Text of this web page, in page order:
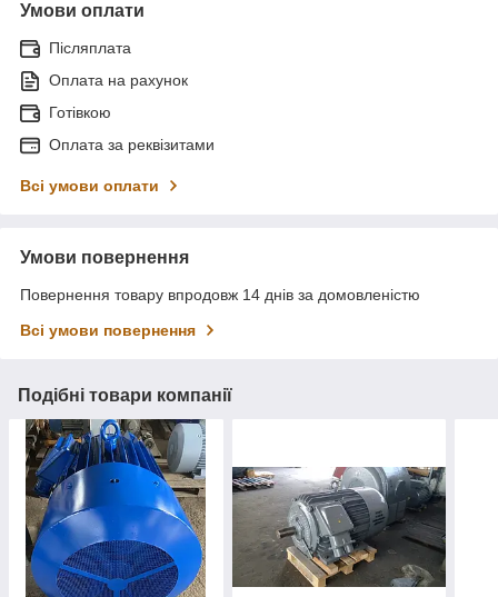
Умови оплати
Післяплата
Оплата на рахунок
Готівкою
Оплата за реквізитами
Всі умови оплати
Умови повернення
Повернення товару впродовж 14 днів за домовленістю
Всі умови повернення
Подібні товари компанії